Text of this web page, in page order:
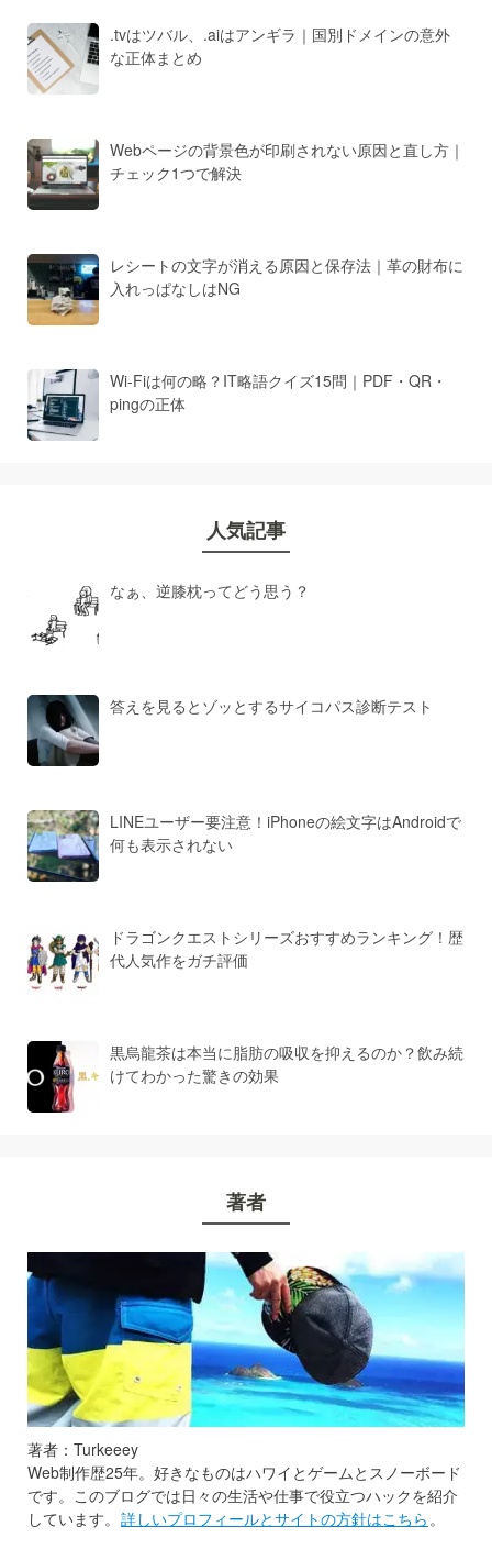
.tvはツバル、.aiはアンギラ｜国別ドメインの意外
な正体まとめ
Webページの背景色が印刷されない原因と直し方｜
チェック1つで解決
レシートの文字が消える原因と保存法｜革の財布に
入れっぱなしはNG
Wi-Fiは何の略？IT略語クイズ15問｜PDF・QR・
pingの正体
人気記事
なぁ、逆膝枕ってどう思う？
答えを見るとゾッとするサイコパス診断テスト
LINEユーザー要注意！iPhoneの絵文字はAndroidで
何も表示されない
ドラゴンクエストシリーズおすすめランキング！歴
代人気作をガチ評価
黒烏龍茶は本当に脂肪の吸収を抑えるのか？飲み続
けてわかった驚きの効果
著者
著者：Turkeeey
Web制作歴25年。好きなものはハワイとゲームとスノーボード
です。このブログでは日々の生活や仕事で役立つハックを紹介
しています。 詳しいプロフィールとサイトの方針はこちら 。